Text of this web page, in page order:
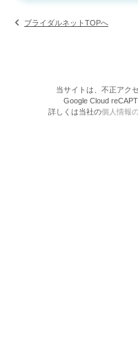
ブライダルネットTOPへ
当サイトは、不正アク
Google Cloud
詳しくは当社の個人情報